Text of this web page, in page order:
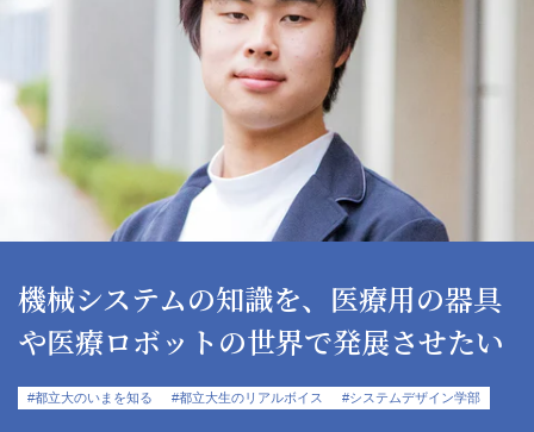
ッ
機械システムの知識を、医療用の器具
や医療ロボットの世界で発展させたい
#都立大のいまを知る #都立大生のリアルボイス #システムデザイン学部